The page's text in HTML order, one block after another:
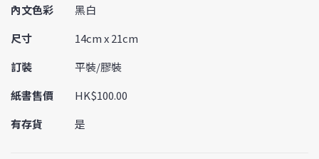
內文色彩
黑白
尺寸
14cm x 21cm
訂裝
平裝/膠裝
紙書售價
HK$100.00
有存貨
是